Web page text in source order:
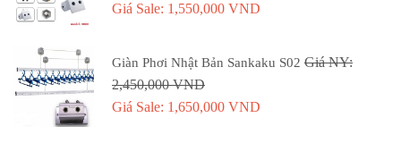
Giá Sale: 1,550,000 VND
Giàn Phơi Nhật Bản Sankaku S02 Giá NY:
2,450,000 VND
Giá Sale: 1,650,000 VND